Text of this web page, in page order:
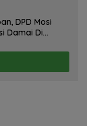
DPD Mosi
Damai Di
Tegas .